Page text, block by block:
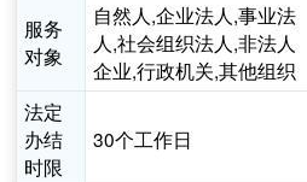
服务
对象
自然人,企业法人,事业法
人,社会组织法人,非法人
企业,行政机关,其他组织
法定
办结
时限
30个工作日